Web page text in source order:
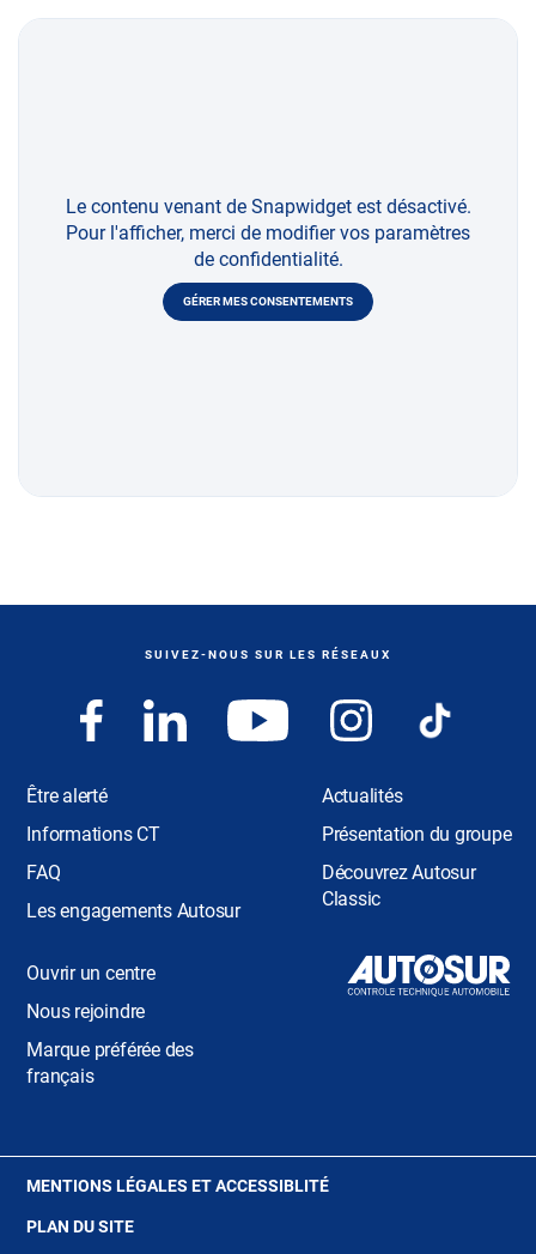
Le contenu venant de Snapwidget est désactivé.
Pour l'afficher, merci de modifier vos paramètres
de confidentialité.
GÉRER MES CONSENTEMENTS
SUIVEZ-NOUS SUR LES RÉSEAUX
Être alerté
Informations CT
FAQ
Les engagements Autosur
Actualités
Présentation du groupe
Découvrez Autosur
Classic
Ouvrir un centre
Nous rejoindre
Marque préférée des
français
MENTIONS LÉGALES ET ACCESSIBLITÉ(OUVRE
PLAN DU SITE